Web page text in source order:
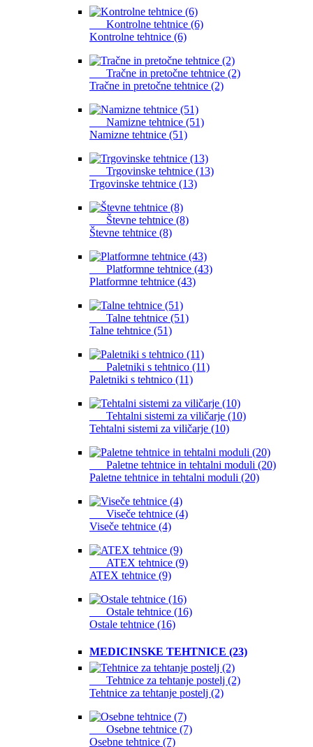
Kontrolne tehtnice (6)
Kontrolne tehtnice (6)
Tračne in pretočne tehtnice (2)
Tračne in pretočne tehtnice (2)
Namizne tehtnice (51)
Namizne tehtnice (51)
Trgovinske tehtnice (13)
Trgovinske tehtnice (13)
Števne tehtnice (8)
Števne tehtnice (8)
Platformne tehtnice (43)
Platformne tehtnice (43)
Talne tehtnice (51)
Talne tehtnice (51)
Paletniki s tehtnico (11)
Paletniki s tehtnico (11)
Tehtalni sistemi za viličarje (10)
Tehtalni sistemi za viličarje (10)
Paletne tehtnice in tehtalni moduli (20)
Paletne tehtnice in tehtalni moduli (20)
Viseče tehtnice (4)
Viseče tehtnice (4)
ATEX tehtnice (9)
ATEX tehtnice (9)
Ostale tehtnice (16)
Ostale tehtnice (16)
MEDICINSKE TEHTNICE (23)
Tehtnice za tehtanje postelj (2)
Tehtnice za tehtanje postelj (2)
Osebne tehtnice (7)
Osebne tehtnice (7)